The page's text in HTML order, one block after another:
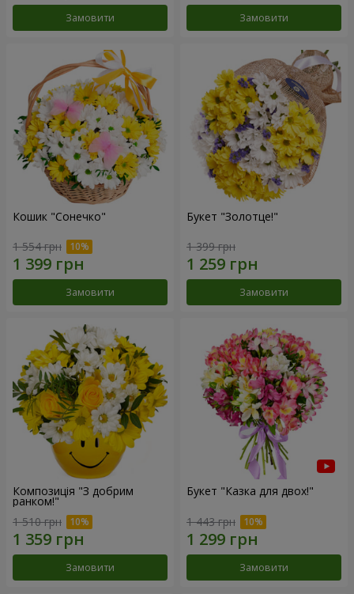
Замовити Замовити
Кошик "Сонечко"
1 554 грн
Замовити
Букет "Золотце!"
1 399 грн
Замовити
Композиція "З добрим
ранком!"
1 510 грн
Замовити
Букет "Казка для двох!"
1 443 грн
Замовити